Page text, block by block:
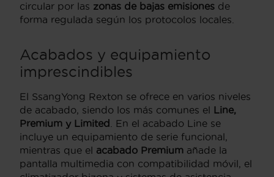
circular por las zonas de bajas emisiones de
forma regulada según los protocolos locales.
Acabados y equipamiento
imprescindibles
El SsangYong Rexton se ofrece en varios niveles
de acabado, siendo los más comunes el Line,
Premium y Limited
. En el acabado Line se
incluye un equipamiento de serie funcional,
mientras que el acabado Premium añade la
pantalla multimedia con compatibilidad móvil, el